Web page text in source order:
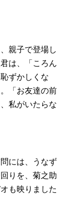
親子で登場し
は、「ころん
ずかしくな
「お友達の前
私がいたらな
には、うなず
りを、菊之助
も映りました